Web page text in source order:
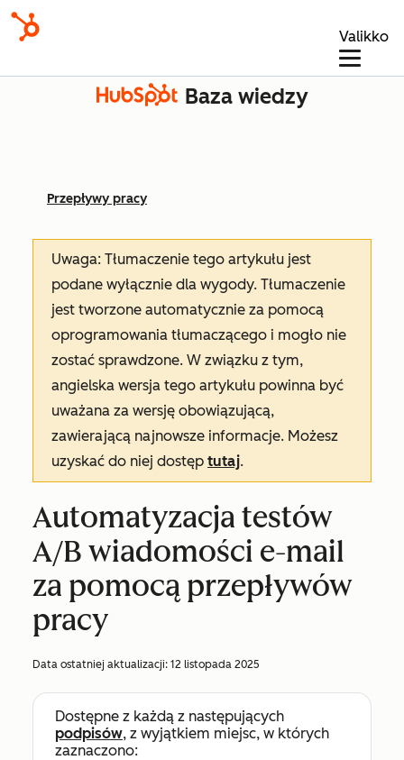
Valikko
Baza wiedzy
Przepływy pracy
Uwaga: Tłumaczenie tego artykułu jest
podane wyłącznie dla wygody. Tłumaczenie
jest tworzone automatycznie za pomocą
oprogramowania tłumaczącego i mogło nie
zostać sprawdzone. W związku z tym,
angielska wersja tego artykułu powinna być
uważana za wersję obowiązującą,
zawierającą najnowsze informacje. Możesz
uzyskać do niej dostęp tutaj.
Automatyzacja testów
A/B wiadomości e-mail
za pomocą przepływów
pracy
Data ostatniej aktualizacji: 12 listopada 2025
Dostępne z każdą z następujących
podpisów, z wyjątkiem miejsc, w których
zaznaczono: